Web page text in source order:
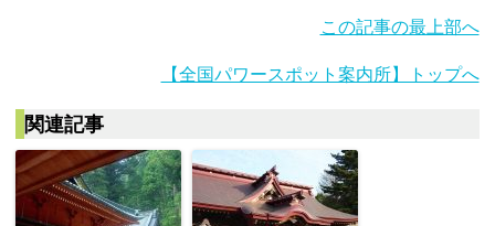
この記事の最上部へ
【全国パワースポット案内所】トップへ
関連記事